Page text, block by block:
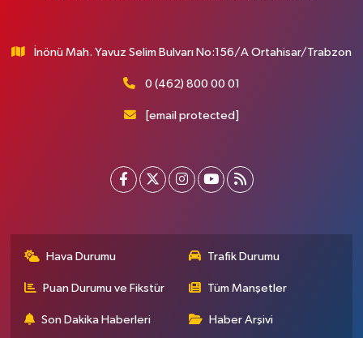
İnönü Mah. Yavuz Selim Bulvarı No:156/A Ortahisar/Trabzon
0 (462) 800 00 01
[email protected]
Hava Durumu Trafik Durumu
Puan Durumu ve Fikstür Tüm Manşetler
Son Dakika Haberleri Haber Arşivi